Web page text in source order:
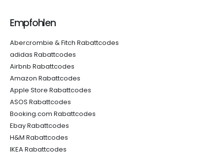
Empfohlen
Abercrombie & Fitch Rabattcodes
adidas Rabattcodes
Airbnb Rabattcodes
Amazon Rabattcodes
Apple Store Rabattcodes
ASOS Rabattcodes
Booking.com Rabattcodes
Ebay Rabattcodes
H&M Rabattcodes
IKEA Rabattcodes